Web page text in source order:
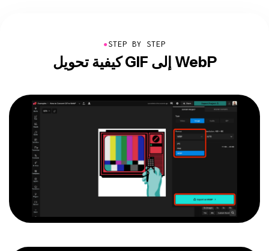
●STEP BY STEP
كيفية تحويل GIF إلى WebP